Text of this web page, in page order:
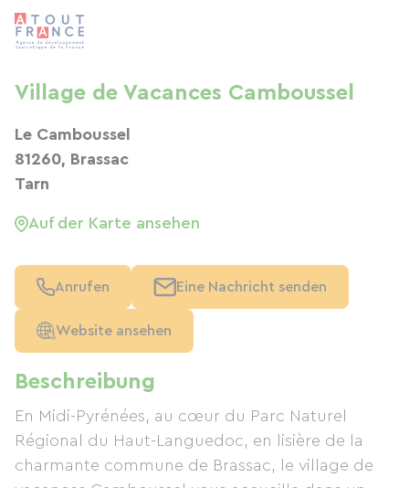
Beschreibung
En Midi-Pyrénées, au cœur du Parc Naturel
Régional du Haut-Languedoc, en lisière de la
charmante commune de Brassac, le village de
Village de Vacances Camboussel
Le Camboussel
81260, Brassac
Tarn
Auf der Karte ansehen
Anrufen Eine Nachricht senden
Website ansehen